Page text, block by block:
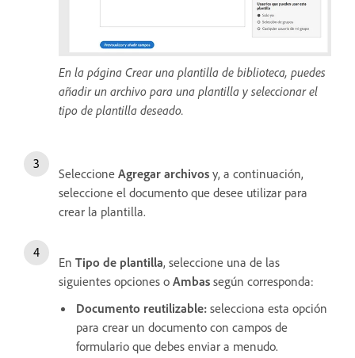
En la página Crear una plantilla de biblioteca, puedes
añadir un archivo para una plantilla y seleccionar el
tipo de plantilla deseado.
Seleccione Agregar archivos y, a continuación,
seleccione el documento que desee utilizar para
crear la plantilla.
En Tipo de plantilla, seleccione una de las
siguientes opciones o Ambas según corresponda:
Documento reutilizable: selecciona esta opción
para crear un documento con campos de
formulario que debes enviar a menudo.